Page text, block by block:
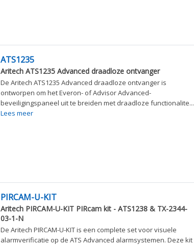
ATS1235
Aritech ATS1235 Advanced draadloze ontvanger
De Aritech ATS1235 Advanced draadloze ontvanger is
ontworpen om het Everon- of Advisor Advanced-
beveiligingspaneel uit te breiden met draadloze functionalite...
Lees meer
PIRCAM-U-KIT
Aritech PIRCAM-U-KIT PIRcam kit - ATS1238 & TX-2344-
03-1-N
De Aritech PIRCAM-U-KIT is een complete set voor visuele
alarmverificatie op de ATS Advanced alarmsystemen. Deze kit